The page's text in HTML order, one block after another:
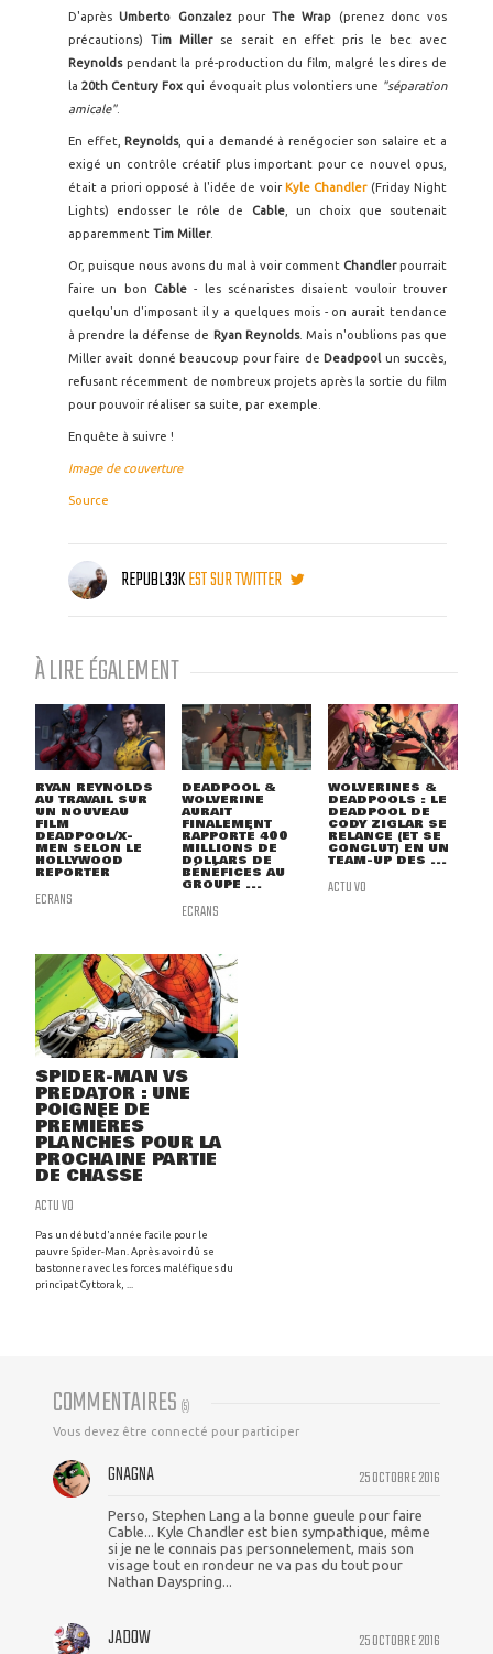
D'aprèsUmberto Gonzalez pour The Wrap
(prenez donc vos
précautions) Tim Miller se serait en effet pris le bec avec
Reynolds pendant la pré-production du film, malgré les dires de
la20th Century Fox qui évoquait plus volontiers une "séparation
amicale".
En effet, Reynolds, qui a demandé à renégocier son salaire et a
exigé un contrôle créatif plus important pour ce nouvel opus,
était a priori opposé à l'idée de voir Kyle Chandler (Friday Night
Lights) endosser le rôle de
Cable, un choix que soutenait
apparemment Tim Miller.
Or, puisque nous avons du mal à voir comment Chandlerpourrait
faire un bon Cable- les scénaristes disaient vouloir trouver
quelqu'un d'imposant il y a quelques mois - on aurait tendance
à prendre la défense de Ryan Reynolds. Mais n'oublions pas que
Miller avait donné beaucoup pour faire de Deadpool un succès,
refusant récemment de nombreux projets après la sortie du film
pour pouvoir réaliser sa suite, par exemple.
Enquête à suivre !
Image de couverture
Source
REPUBL33KEST SUR TWITTER
À LIRE ÉGALEMENT
RYAN REYNOLDS
AU TRAVAIL SUR
UN NOUVEAU
FILM
DEADPOOL/X-
MEN SELON LE
HOLLYWOOD
REPORTER
ECRANS
DEADPOOL &
WOLVERINE
AURAIT
FINALEMENT
RAPPORTÉ 400
MILLIONS DE
DOLLARS DE
BÉNÉFICES AU
GROUPE ...
ECRANS
WOLVERINES &
DEADPOOLS : LE
DEADPOOL DE
CODY ZIGLAR SE
RELANCE (ET SE
CONCLUT) EN UN
TEAM-UP DES ...
ACTU VO
SPIDER-MAN VS
PREDATOR : UNE
POIGNÉE DE
PREMIÈRES
PLANCHES POUR LA
PROCHAINE PARTIE
DE CHASSE
ACTU VO
Pas un début d'année facile pour le
pauvre Spider-Man. Après avoir dû se
bastonner avec les forces maléfiques du
principat Cyttorak, ...
COMMENTAIRES (5)
Vous devez être connecté pour participer
25 OCTOBRE 2016
GNAGNA
Perso, Stephen Lang a la bonne gueule pour faire
Cable... Kyle Chandler est bien sympathique, même
si je ne le connais pas personnelement, mais son
visage tout en rondeur ne va pas du tout pour
Nathan Dayspring...
25 OCTOBRE 2016
JADOW